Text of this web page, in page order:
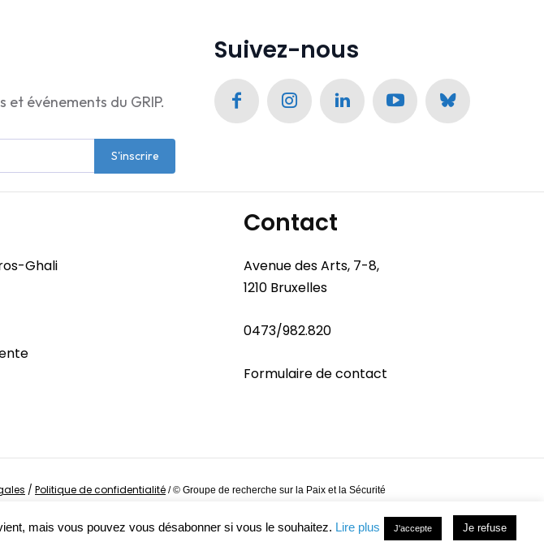
événements du GRIP.
S'inscrire
Suivez-nous
Ghali
Contact
Avenue des Arts, 7-8,
1210 Bruxelles
0473/982.820
Formulaire de contact
/ Politique de confidentialité /© Groupe de recherche sur la Paix et la Sécurité
mais vous pouvez vous désabonner si vous le souhaitez. Lire plus J'accepte Je refuse